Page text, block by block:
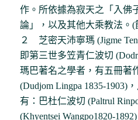
作。所依據為寂天之「入佛
論」，以及其他大乘教法。
２ 芝密天沛寧瑪 (Jigme
即第三世多笠青仁波切
瑪巴著名之學者，有五冊著
(Dudjom Lingpa 1835-1903)
有：巴杜仁波切 (Paltrul
(Khyentsei Wangpo1820-